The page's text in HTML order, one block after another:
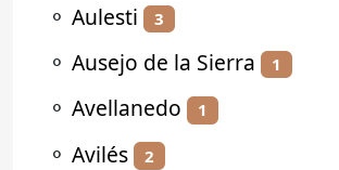
⚬ Aulesti 3
⚬ Ausejo de la Sierra 1
⚬ Avellanedo 1
⚬ Avilés 2